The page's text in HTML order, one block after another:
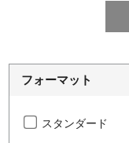
フォーマット
スタンダード